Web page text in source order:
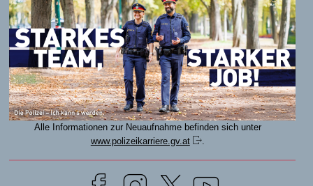
Alle Informationen zur Neuaufnahme befinden sich unter
www.polizeikarriere.gv.at
.